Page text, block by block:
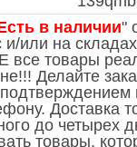
в наличии"
и/или на
все товары
Делайте
Доставка
до четырех
товары,